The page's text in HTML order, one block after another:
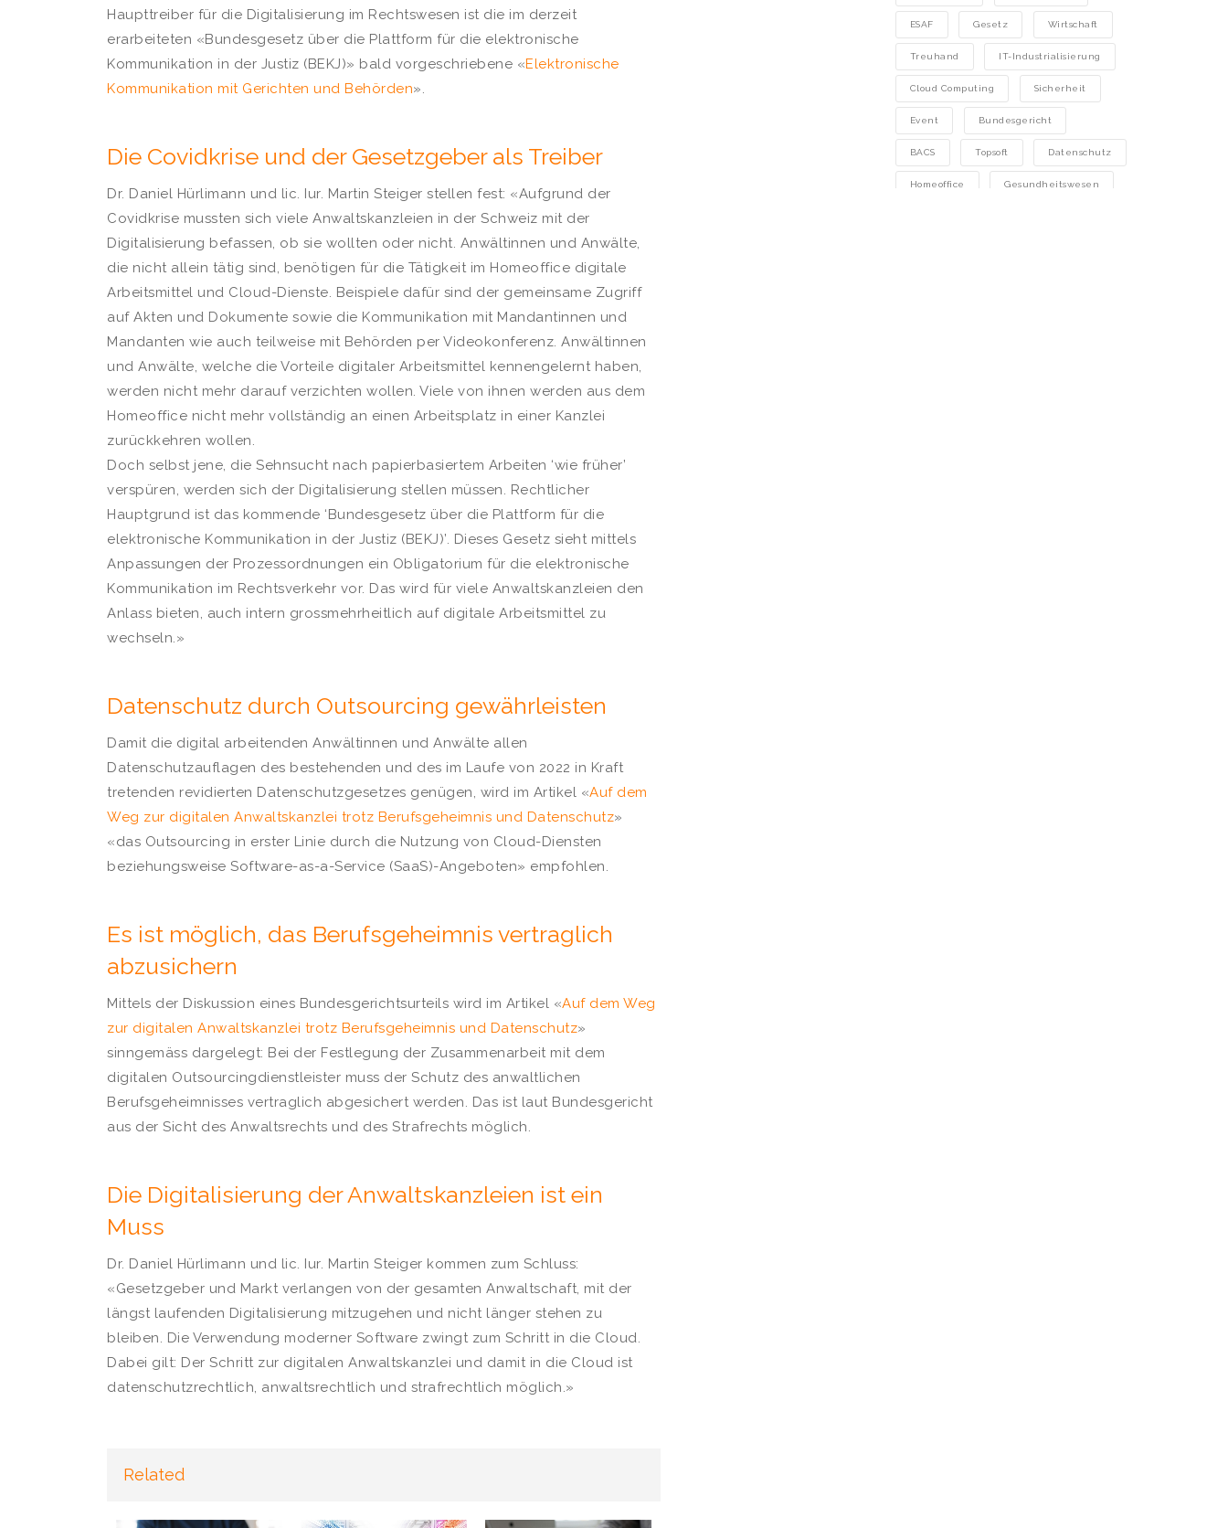
Haupttreiber für die Digitalisierung im Rechtswesen ist die im derzeit
erarbeiteten «Bundesgesetz über die Plattform für die elektronische
Kommunikation in der Justiz (BEKJ)» bald vorgeschriebene «Elektronische
Kommunikation mit Gerichten und Behörden».
Die Covidkrise und der Gesetzgeber als Treiber
Dr. Daniel Hürlimann und lic. Iur. Martin Steiger stellen fest: «Aufgrund der
Covidkrise mussten sich viele Anwaltskanzleien in der Schweiz mit der
Digitalisierung befassen, ob sie wollten oder nicht. Anwältinnen und Anwälte,
die nicht allein tätig sind, benötigen für die Tätigkeit im Homeoffice digitale
Arbeitsmittel und Cloud-Dienste. Beispiele dafür sind der gemeinsame Zugriff
auf Akten und Dokumente sowie die Kommunikation mit Mandantinnen und
Mandanten wie auch teilweise mit Behörden per Videokonferenz. Anwältinnen
und Anwälte, welche die Vorteile digitaler Arbeitsmittel kennengelernt haben,
werden nicht mehr darauf verzichten wollen. Viele von ihnen werden aus dem
Homeoffice nicht mehr vollständig an einen Arbeitsplatz in einer Kanzlei
zurückkehren wollen.
Doch selbst jene, die Sehnsucht nach papierbasiertem Arbeiten ‘wie früher’
verspüren, werden sich der Digitalisierung stellen müssen. Rechtlicher
Hauptgrund ist das kommende ‘Bundesgesetz über die Plattform für die
elektronische Kommunikation in der Justiz (BEKJ)’. Dieses Gesetz sieht mittels
Anpassungen der Prozessordnungen ein Obligatorium für die elektronische
Kommunikation im Rechtsverkehr vor. Das wird für viele Anwaltskanzleien den
Anlass bieten, auch intern grossmehrheitlich auf digitale Arbeitsmittel zu
wechseln.»
Datenschutz durch Outsourcing gewährleisten
Damit die digital arbeitenden Anwältinnen und Anwälte allen
Datenschutzauflagen des bestehenden und des im Laufe von 2022 in Kraft
tretenden revidierten Datenschutzgesetzes genügen, wird im Artikel «Auf dem
Weg zur digitalen Anwaltskanzlei trotz Berufsgeheimnis und Datenschutz»
«das Outsourcing in erster Linie durch die Nutzung von Cloud-Diensten
beziehungsweise Software-as-a-Service (SaaS)-Angeboten» empfohlen.
Es ist möglich, das Berufsgeheimnis vertraglich
abzusichern
Mittels der Diskussion eines Bundesgerichtsurteils wird im Artikel «Auf dem Weg
zur digitalen Anwaltskanzlei trotz Berufsgeheimnis und Datenschutz»
sinngemäss dargelegt: Bei der Festlegung der Zusammenarbeit mit dem
digitalen Outsourcingdienstleister muss der Schutz des anwaltlichen
Berufsgeheimnisses vertraglich abgesichert werden. Das ist laut Bundesgericht
aus der Sicht des Anwaltsrechts und des Strafrechts möglich.
Die Digitalisierung der Anwaltskanzleien ist ein
Muss
Dr. Daniel Hürlimann und lic. Iur. Martin Steiger kommen zum Schluss:
«Gesetzgeber und Markt verlangen von der gesamten Anwaltschaft, mit der
längst laufenden Digitalisierung mitzugehen und nicht länger stehen zu
bleiben. Die Verwendung moderner Software zwingt zum Schritt in die Cloud.
Dabei gilt: Der Schritt zur digitalen Anwaltskanzlei und damit in die Cloud ist
datenschutzrechtlich, anwaltsrechtlich und strafrechtlich möglich.»
Related
ESAF Gesetz Wirtschaft
Treuhand IT-Industrialisierung
Cloud Computing Sicherheit
Event Bundesgericht
BACS Topsoft Datenschutz
Homeoffice Gesundheitswesen